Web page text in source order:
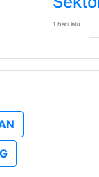
1 hari lalu